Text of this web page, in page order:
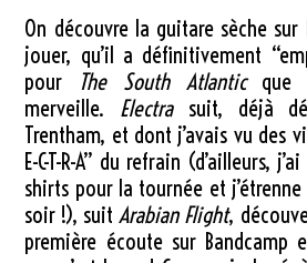
On découvre la guitare sèche
jouer, qu’il a définitivement
pour
The South Atlanticque
merveille. Electrasuit, déjà
Trentham, et dont j’avais vu des
E-C-T-R-A” du refrain (d’ailleurs,
shirts pour la tournée et j’étrenne
soir !), suitArabian Flight,
première écoute sur Bandcamp